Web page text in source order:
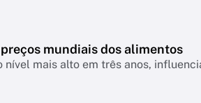
mundiais dos alimentos
nível mais alto em três anos,